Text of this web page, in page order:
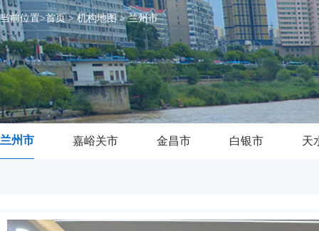
当前位置>首页>机构地图>兰州市
兰州市 嘉峪关市 金昌市 白银市 天